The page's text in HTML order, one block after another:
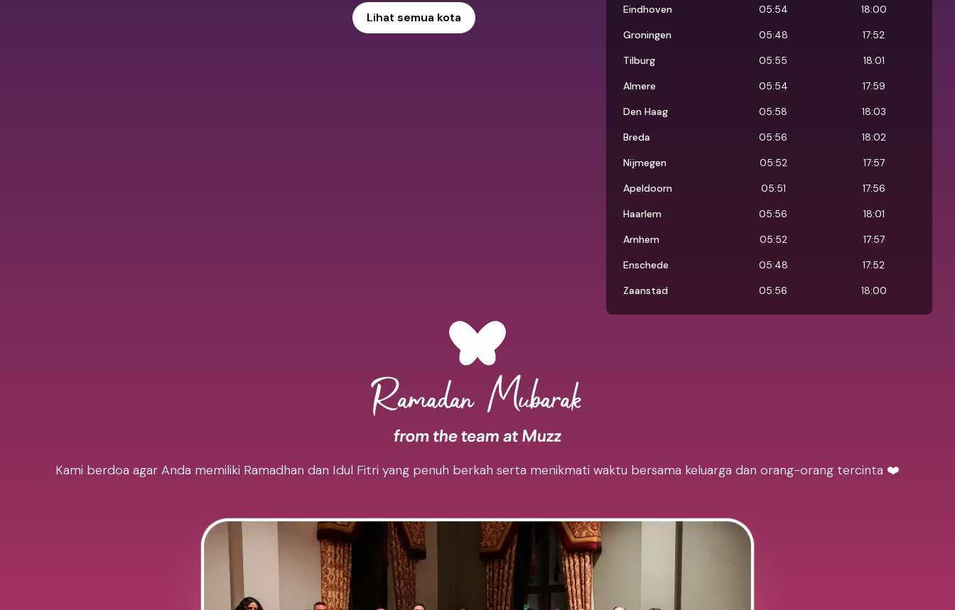
Lihat semua kota
Eindhoven
05:54
18:00
Groningen
05:48
17:52
Tilburg
05:55
18:01
Almere
05:54
17:59
Den Haag
05:58
18:03
Breda
05:56
18:02
Nijmegen
05:52
17:57
Apeldoorn
05:51
17:56
Haarlem
05:56
18:01
Arnhem
05:52
17:57
Enschede
05:48
17:52
Zaanstad
05:56 18:00
Kami berdoa agar Anda memiliki Ramadhan dan Idul Fitri yang penuh berkah serta menikmati waktu bersama keluarga dan orang-orang tercinta ❤️